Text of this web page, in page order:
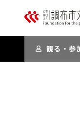
観る・参